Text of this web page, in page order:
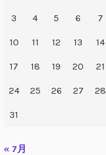
3 4 5 6 7
10 11 12 13 14
17 18 19 20 21
24 25 26 27 28
31
« 7月